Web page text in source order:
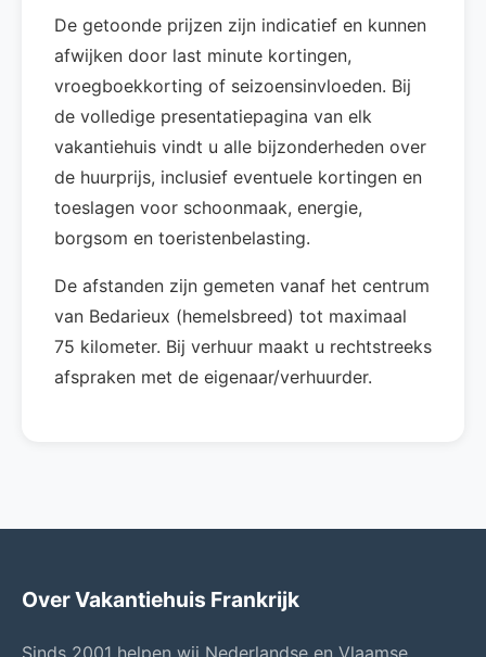
De getoonde prijzen zijn indicatief en kunnen
afwijken door last minute kortingen,
vroegboekkorting of seizoensinvloeden. Bij
de volledige presentatiepagina van elk
vakantiehuis vindt u alle bijzonderheden over
de huurprijs, inclusief eventuele kortingen en
toeslagen voor schoonmaak, energie,
borgsom en toeristenbelasting.
De afstanden zijn gemeten vanaf het centrum
van Bedarieux (hemelsbreed) tot maximaal
75 kilometer. Bij verhuur maakt u rechtstreeks
afspraken met de eigenaar/verhuurder.
Over Vakantiehuis Frankrijk
Sinds 2001 helpen wij Nederlandse en Vlaamse